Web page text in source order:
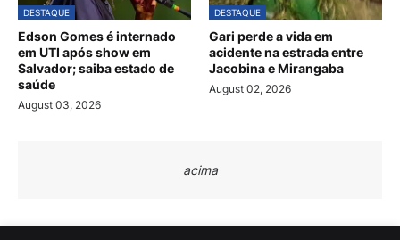
DESTAQUE
Edson Gomes é internado
em UTI após show em
Salvador; saiba estado de
saúde
August 03, 2026
DESTAQUE
Gari perde a vida em
acidente na estrada entre
Jacobina e Mirangaba
August 02, 2026
acima